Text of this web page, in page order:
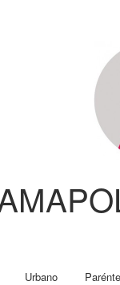
Urbano